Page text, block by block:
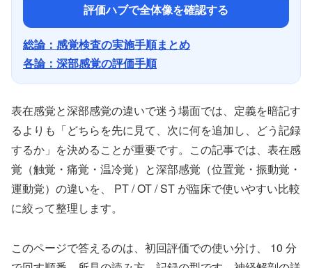
評価ハブで全体像を確認する
総論：感覚検査の実施手順まとめ
各論：深部感覚の評価手順
表在感覚と深部感覚の違いで迷う場面では、定義を暗記す
るよりも「どちらを先に見て、次に何を追加し、どう記録
するか」を決めることが重要です。この記事では、表在感
覚（触覚・痛覚・温冷覚）と深部感覚（位置覚・振動覚・
運動覚）の違いを、 PT / OT / ST が臨床で使いやすい比較
に絞って整理します。
このページで答えるのは、初回評価での使い分け、 10 分